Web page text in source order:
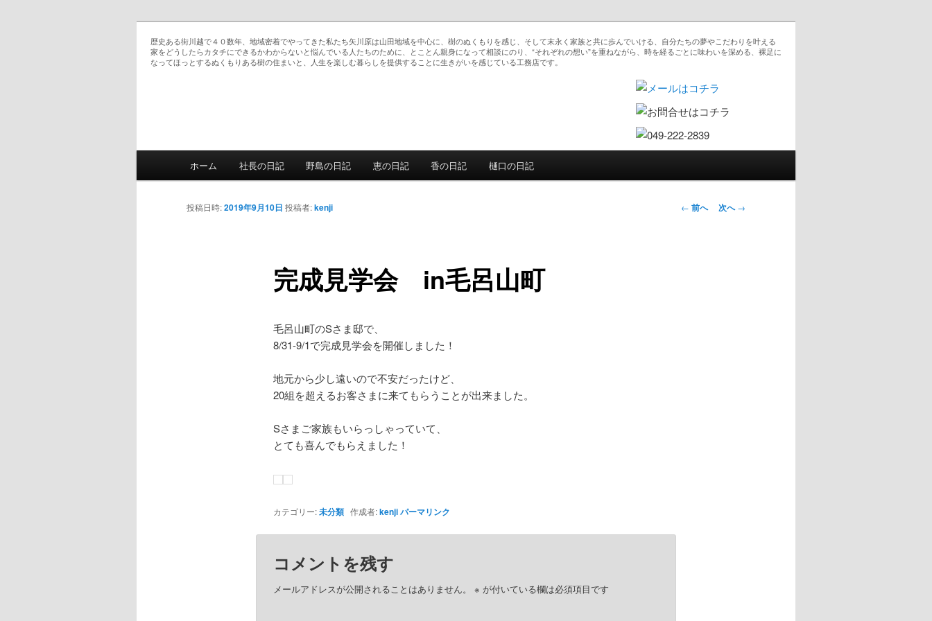
歴史ある街川越で４０数年、地域密着でやってきた私たち矢川原は山田地域を中心に、樹のぬくもりを感じ、そして末永く家族と共に歩んでいける、自分たちの夢やこだわりを叶える
家をどうしたらカタチにできるかわからないと悩んでいる人たちのために、とことん親身になって相談にのり、“それぞれの想い”を重ねながら、時を経るごとに味わいを深める、裸足に
なってほっとするぬくもりある樹の住まいと、人生を楽しむ暮らしを提供することに生きがいを感じている工務店です。
野島の日記 夢を家なえる（叶える）仲間たち
メインコンテンツへ移動
ホーム 社長の日記 野島の日記 恵の日記 香の日記 樋口の日記
投稿ナビゲー
← 前へ 次へ→
完成見学会 in毛呂山町
投稿日時:2019年9月10日 投稿者:kenji
毛呂山町のSさま邸で、
8/31-9/1で完成見学会を開催しました！
地元から少し遠いので不安だったけど、
20組を超えるお客さまに来てもらうことが出来ました。
Sさまご家族もいらっしゃっていて、
とても喜んでもらえました！
カテゴリー:未分類 作成者:kenjiパーマリンク
コメントを残す
メールアドレスが公開されることはありません。 ※ が付いている欄は必須項目です